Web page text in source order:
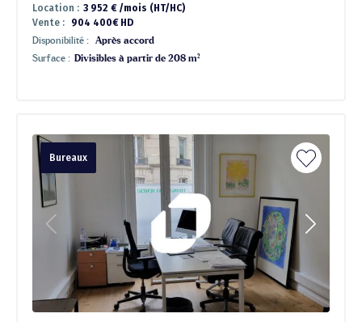
Location : 3 952 € /mois (HT/HC)
Vente :
904 400€ HD
Disponibilité :
Après accord
Surface : Divisibles à partir de 208 m²
Bureaux